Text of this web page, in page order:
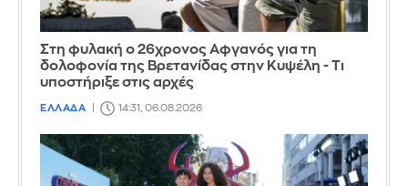
Στη φυλακή ο 26χρονος Αφγανός για τη
δολοφονία της Βρετανίδας στην Κυψέλη - Τι
υποστήριξε στις αρχές
ΕΛΛΑΔΑ 14:31, 06.08.2026